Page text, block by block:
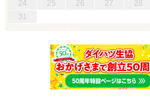
24
25 26 27 28
31